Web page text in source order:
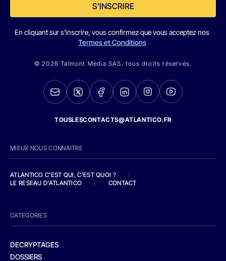
S'INSCRIRE
En cliquant sur s'inscrire, vous confirmez que vous acceptez nos
Termes et Conditions
© 2026 Talmont Media SAS. tous droits réservés.
TOUSLESCONTACTS@ATLANTICO.FR
MIEUX NOUS CONNAITRE
ATLANTICO C'EST QUI, C'EST QUOI ?
/
LE RESEAU D'ATLANTICO
/ CONTACT
CATEGORIES
DECRYPTAGES
DOSSIERS